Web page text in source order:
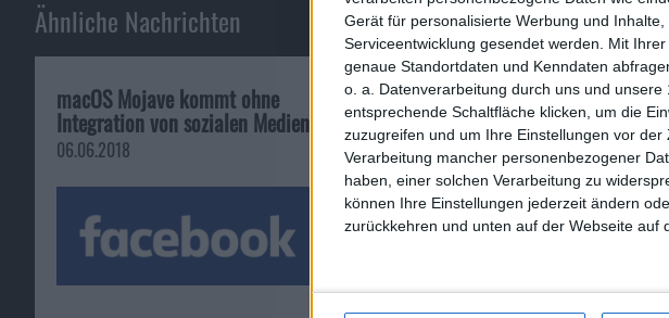
Gerät für personalisierte Werbung und
Serviceentwicklung gesendet werden.
Mit
genaue Standortdaten und Kenndaten
o. a. Datenverarbeitung durch uns und
entsprechende Schaltfläche klicken, um die
zuzugreifen und um Ihre Einstellungen vor der
Verarbeitung mancher personenbezogener
haben, einer solchen Verarbeitung zu
können Ihre Einstellungen jederzeit ändern
zurückkehren und unten auf der Webseite auf
Ähnliche Nachrichten
macOS Mojave kommt ohne
Integration von sozialen Medien
06.06.2018
FileVault mit Intel Core i5: keine
Hardwarebeschleunigung unter
Mac OS X
05.05.2010